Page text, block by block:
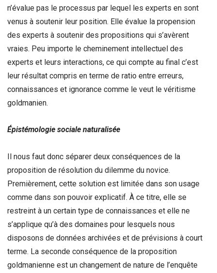
n’évalue pas le processus par lequel les experts en sont
venus à soutenir leur position. Elle évalue la propension
des experts à soutenir des propositions qui s’avèrent
vraies. Peu importe le cheminement intellectuel des
experts et leurs interactions, ce qui compte au final c’est
leur résultat compris en terme de ratio entre erreurs,
connaissances et ignorance comme le veut le véritisme
goldmanien.
Épistémologie sociale naturalisée
Il nous faut donc séparer deux conséquences de la
proposition de résolution du dilemme du novice.
Premièrement, cette solution est limitée dans son usage
comme dans son pouvoir explicatif. À ce titre, elle se
restreint à un certain type de connaissances et elle ne
s’applique qu’à des domaines pour lesquels nous
disposons de données archivées et de prévisions à court
terme. La seconde conséquence de la proposition
goldmanienne est un changement de nature de l’enquête